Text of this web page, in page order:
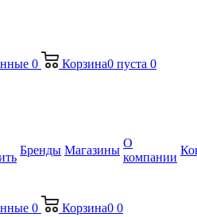
0 Корзина0 пуста 0
Бренды Магазины
О
компании
0 Корзина0 0